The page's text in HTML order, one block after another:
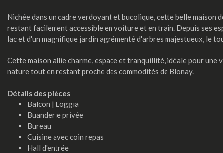
Nichée dans un cadre verdoyant et bucolique, cette belle maison
restant facilement accessible en voiture et en train. Depuis ses
lac et d'un magnifique jardin agrémenté d'arbres majestueux, le
Cette maison allie charme, espace et tranquillité, idéale pour une
nature tout en restant proche des commodités de Blonay.
Détails des pièces
Balcon | Loggia
Buanderie privée
Bureau
Cuisine avec coin repas
Hall d'entrée